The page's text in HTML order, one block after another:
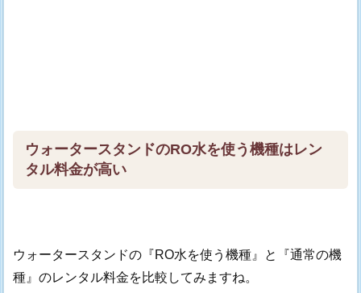
ウォータースタンドのRO水を使う機種はレン
タル料金が高い
ウォータースタンドの『RO水を使う機種』と『通常の機
種』のレンタル料金を比較してみますね。